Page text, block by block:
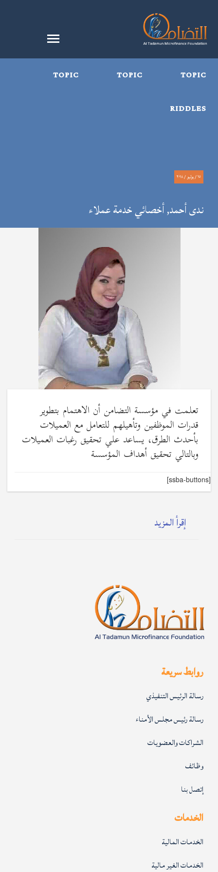
TOPIC
TOPIC
TOPIC
RIDDLES
١٥ / يوليو / ٢٠١٨
ندى أحمد, أخصائي خدمة عملاء
تعلمت في مؤسسة التضامن أن الاهتمام بتطوير
قدرات الموظفين وتأهيلهم للتعامل مع العميلات
بأحدث الطرق، يساعد علي تحقيق رغبات العميلات
وبالتالي تحقيق أهداف المؤسسة
[ssba-buttons]
إقرأ المزيد
روابط سريعة
رسالة الرئيس التنفيذي
رسالة رئيس مجلس الأمناء
الشراكات والعضويات
وظائف
إتصل بنا
الخدمات
الخدمات المالية
الخدمات الغير مالية